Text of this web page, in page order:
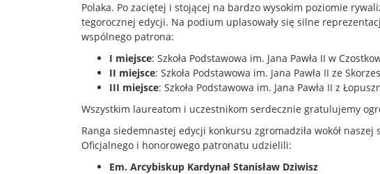
Polaka. Po zaciętej i stojącej na bardzo wysokim poziomie
tegorocznej edycji. Na podium uplasowały się silne
wspólnego patrona:
I miejsce: Szkoła Podstawowa im. Jana Pawła II w
II miejsce: Szkoła Podstawowa im. Jana Pawła II ze
III miejsce: Szkoła Podstawowa im. Jana Pawła II z
Wszystkim laureatom i uczestnikom serdecznie gratulujemy
Ranga siedemnastej edycji konkursu zgromadziła wokół naszej
Oficjalnego i honorowego patronatu udzielili:
Em. Arcybiskup Kardynał Stanisław Dziwisz